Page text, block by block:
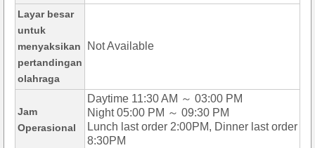
Layar besar
untuk
menyaksikan
pertandingan
olahraga
Not Available
Jam
Operasional
Daytime 11:30 AM ～ 03:00 PM
Night 05:00 PM ～ 09:30 PM
Lunch last order 2:00PM, Dinner last order
8:30PM